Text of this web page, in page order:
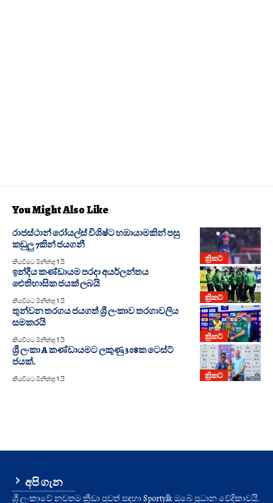
You Might Also Like
ක්‍රිකට්
රාජස්ථාන් රෝයල්ස් විශිෂ්ට හඹායාමකින් පසු
කඩුලු 7කින් ජයගනී
කියවීමට මිනිත්තු 1 යි
ක්‍රිකට්
ඉන්දීය කණ්ඩායම පරදා අයර්ලන්තය
ඓතිහාසික ජයක් ලබයි
කියවීමට මිනිත්තු 1 යි
ක්‍රිකට්
තුන්වන තරගය ජයගත් ශ්‍රී ලංකාව තරගාවලිය
සමකරයි
කියවීමට මිනිත්තු 1 යි
ක්‍රිකට්
ශ්‍රී ලංකා A කණ්ඩායමට ලකුණු 308ක ටෙස්ට්
ජයක්.
කියවීමට මිනිත්තු 1 යි
අපි ගැන
ශ්‍රී ලංකාවේ නවතම ක්‍රීඩා පුවත් සඳහා Sporty.lk ඔබේ ප්‍රධාන වේදිකාවයි.